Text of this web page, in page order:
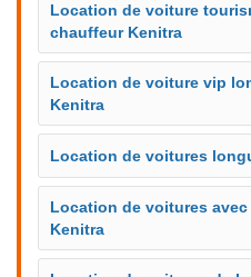
Location de voiture
chauffeur Kenitra
Location de voiture vip
Kenitra
Location de voitures
Location de voitures
Kenitra